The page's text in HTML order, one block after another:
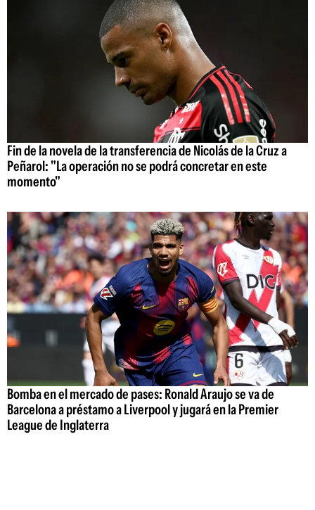
Fin de la novela de la transferencia de Nicolás de la Cruz a
Peñarol: "La operación no se podrá concretar en este
momento"
Bomba en el mercado de pases: Ronald Araujo se va de
Barcelona a préstamo a Liverpool y jugará en la Premier
League de Inglaterra